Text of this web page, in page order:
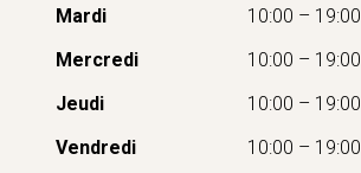
Mardi
10:00 – 19:00
Mercredi
10:00 – 19:00
Jeudi
10:00 – 19:00
Vendredi
10:00 – 19:00